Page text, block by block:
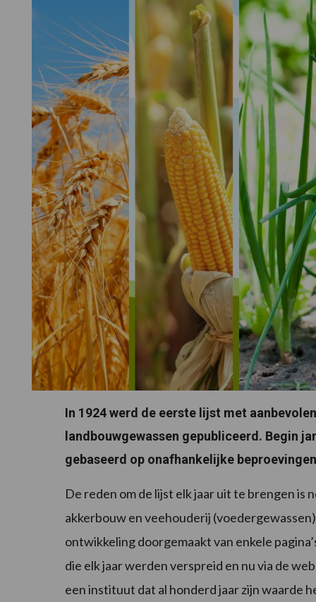
In 1924 werd de eerste lijst met
landbouwgewassen gepubliceerd. Begin
gebaseerd op onafhankelijke
De reden om de lijst elk jaar uit te brengen
akkerbouw en veehouderij
ontwikkeling doorgemaakt van enkele
die elk jaar werden verspreid en nu via de
een instituut dat al honderd jaar zijn waarde